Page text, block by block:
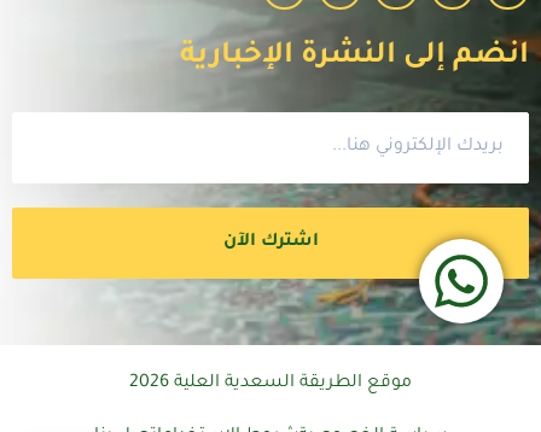
انضم إلى النشرة الإخبارية
اشترك الآن
موقع الطريقة السعدية العلية 2026